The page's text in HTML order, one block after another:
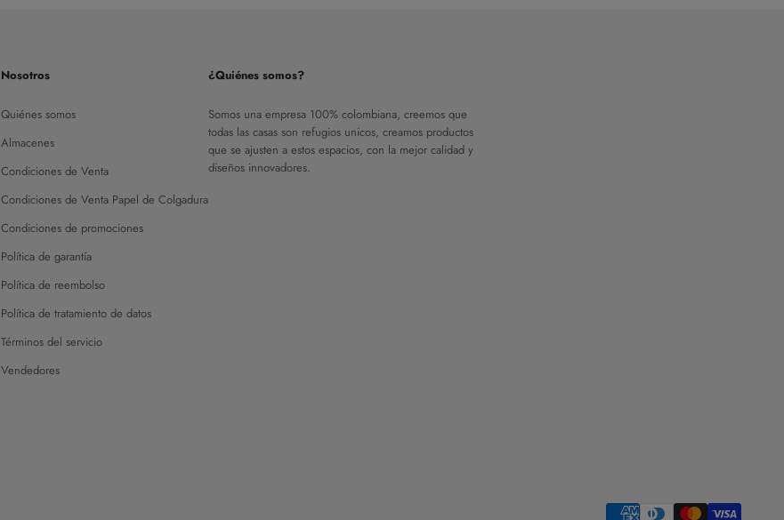
Nosotros
Quiénes somos
Almacenes
Condiciones de Venta
Condiciones de Venta Papel de Colgadura
Condiciones de promociones
Política de garantía
Política de reembolso
Política de tratamiento de datos
Términos del servicio
Vendedores
¿Quiénes somos?
Somos una empresa 100% colombiana, creemos que
todas las casas son refugios unicos, creamos productos
que se ajusten a estos espacios, con la mejor calidad y
diseños innovadores.